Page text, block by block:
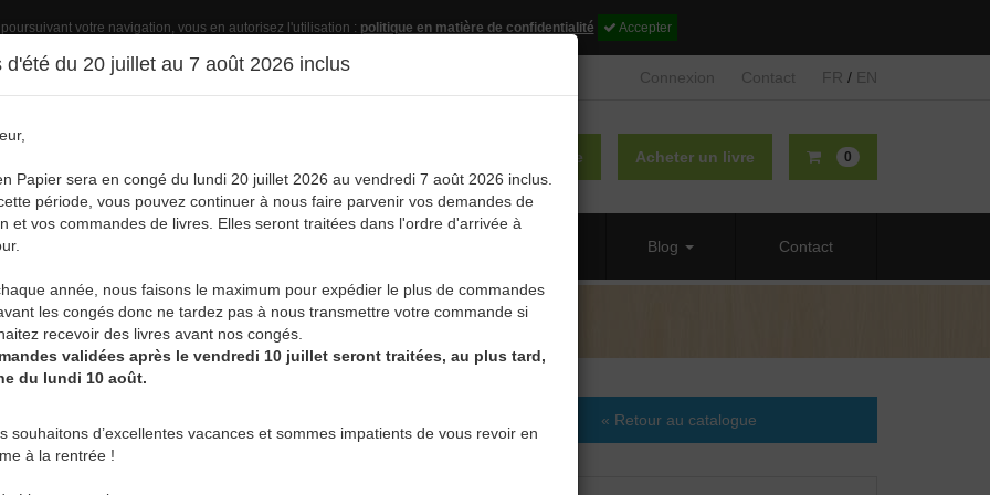
votre navigation, vous en autorisez l'utilisation : politique en matière de confidentialité Accepter
d'été du 20 juillet au 7 août 2026 inclus
Papier sera en congé du lundi 20 juillet 2026 au vendredi 7 août 2026 inclus.
période, vous pouvez continuer à nous faire parvenir vos demandes de
et vos commandes de livres. Elles seront traitées dans l'ordre d'arrivée à
année, nous faisons le maximum pour expédier le plus de commandes
les congés donc ne tardez pas à nous transmettre votre commande si
recevoir des livres avant nos congés.
validées après le vendredi 10 juillet seront traitées, au plus tard,
du lundi 10 août.
souhaitons d’excellentes vacances et sommes impatients de vous revoir en
à la rentrée !
Connexion Contact FR / EN
0
Acheter un livre
Publier un livre
Blog Contact
CASADEI PIERRE
« Retour au catalogue